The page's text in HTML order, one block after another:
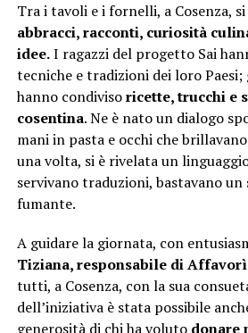
Tra i tavoli e i fornelli, a Cosenza,
abbracci, racconti, curiosità
idee.I ragazzi del progetto Sai
tecniche e tradizioni dei loro
hanno condivisoricette, trucchi e
cosentina. Ne è nato un dialogo
mani in pasta e occhi che
una volta, si è rivelata un
servivano traduzioni, bastavano
fumante.
A guidare la giornata, con
Tiziana, responsabile di
tutti, a Cosenza, con la sua
dell’iniziativa è stata possibile
generosità di chi ha voluto donare